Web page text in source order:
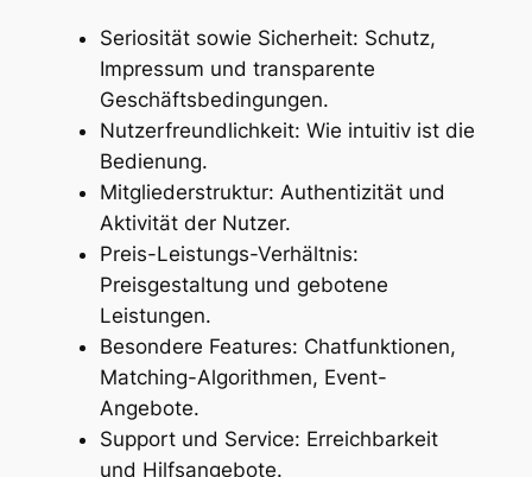
Seriosität sowie Sicherheit: Schutz,
Impressum und transparente
Geschäftsbedingungen.
Nutzerfreundlichkeit: Wie intuitiv ist die
Bedienung.
Mitgliederstruktur: Authentizität und
Aktivität der Nutzer.
Preis-Leistungs-Verhältnis:
Preisgestaltung und gebotene
Leistungen.
Besondere Features: Chatfunktionen,
Matching-Algorithmen, Event-
Angebote.
Support und Service: Erreichbarkeit
und Hilfsangebote.